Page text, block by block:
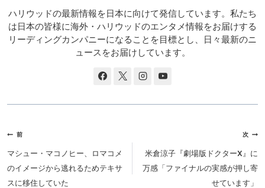
ハリウッドの最新情報を日本に向けて発信しています。私たち
は日本の皆様に海外・ハリウッドのエンタメ情報をお届けする
リーディングカンパニーになることを目標とし、日々最新のニ
ュースをお届けしています。
投
稿
ナ
ビ
前
マシュー・マコノヒー、ロマコメ
のイメージから逃れるためテキサ
スに移住していた
次
米倉涼子『劇場版ドクターX』に
万感「ファイナルの実感が押し寄
せています」